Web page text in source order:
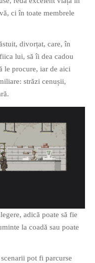
ci în toate membrele
divorțat, care, în
lui, să îi dea cadou
le procure, iar de aici
străzi cenușii,
adică poate să fie
la coadă sau poate
pot fi parcurse